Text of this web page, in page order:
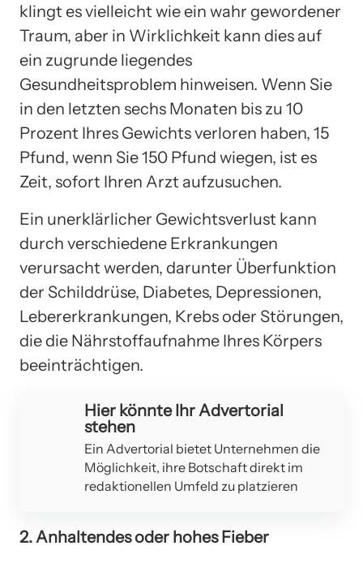
klingt es vielleicht wie ein wahr gewordener
Traum, aber in Wirklichkeit kann dies auf
ein zugrunde liegendes
Gesundheitsproblem hinweisen. Wenn Sie
in den letzten sechs Monaten bis zu 10
Prozent Ihres Gewichts verloren haben, 15
Pfund, wenn Sie 150 Pfund wiegen, ist es
Zeit, sofort Ihren Arzt aufzusuchen.
Ein unerklärlicher Gewichtsverlust kann
durch verschiedene Erkrankungen
verursacht werden, darunter Überfunktion
der Schilddrüse, Diabetes, Depressionen,
Lebererkrankungen, Krebs oder Störungen,
die die Nährstoffaufnahme Ihres Körpers
beeinträchtigen.
Hier könnte Ihr Advertorial
stehen
Ein Advertorial bietet Unternehmen die
Möglichkeit, ihre Botschaft direkt im
redaktionellen Umfeld zu platzieren
2. Anhaltendes oder hohes Fieber